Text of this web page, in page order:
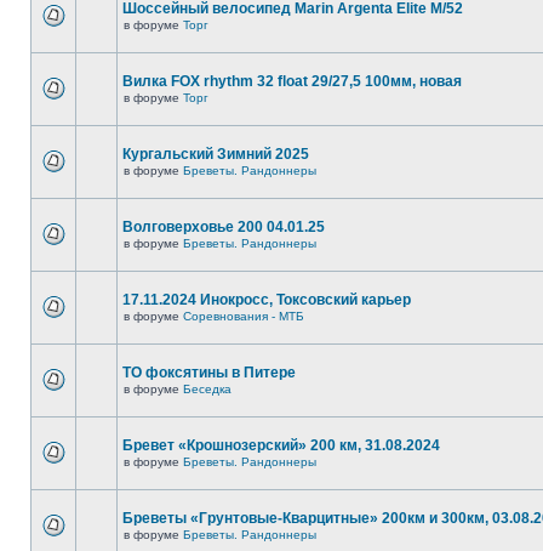
Шоссейный велосипед Marin Argenta Elite M/52
в форуме Торг
Вилка FOX rhythm 32 float 29/27,5 100мм, новая
в форуме Торг
Кургальский Зимний 2025
в форуме Бреветы. Рандоннеры
Волговерховье 200 04.01.25
в форуме Бреветы. Рандоннеры
17.11.2024 Инокросс, Токсовский карьер
в форуме Соревнования - МТБ
ТО фоксятины в Питере
в форуме Беседка
Бревет «Крошнозерский» 200 км, 31.08.2024
в форуме Бреветы. Рандоннеры
Бреветы «Грунтовые-Кварцитные» 200км и 300км,
в форуме Бреветы. Рандоннеры